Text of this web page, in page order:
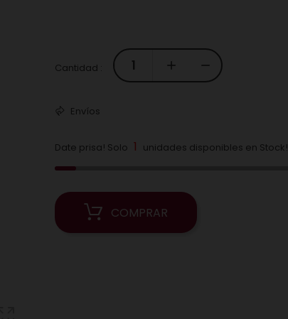
Cantidad :
Envíos
Date prisa! Solo 1 unidades disponibles en Stock!
COMPRAR